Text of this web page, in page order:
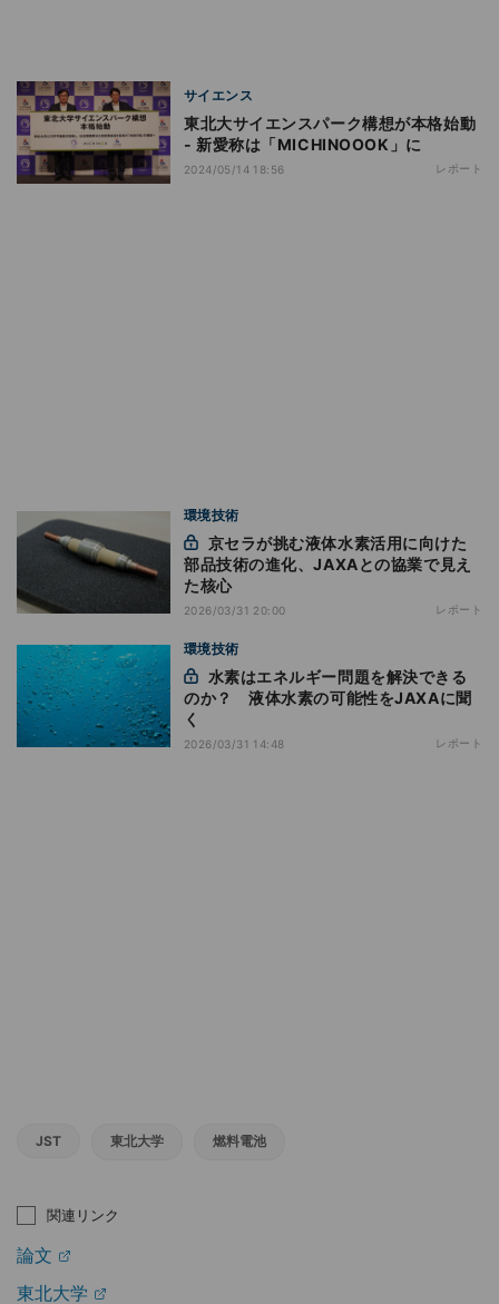
サイエンス
東北大サイエンスパーク構想が本格始動
- 新愛称は「MICHINOOOK」に
2024/05/14 18:56 レポート
環境技術
部品技術の進化、JAXAとの協業で見え
た核心
2026/03/31 20:00 レポート
環境技術
のか？ 液体水素の可能性をJAXAに聞
く
2026/03/31 14:48 レポート
JST 東北大学 燃料電池
関連リンク
論文
東北大学